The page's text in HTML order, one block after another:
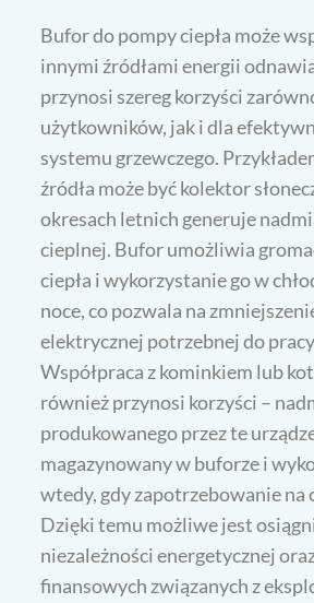
Bufor do pompy ciepła może
innymi źródłami energii
przynosi szereg korzyści
użytkowników, jak i dla
systemu grzewczego.
źródła może być kolektor
okresach letnich generuje
cieplnej. Bufor umożliwia
ciepła i wykorzystanie go w
noce, co pozwala na
elektrycznej potrzebnej do
Współpraca z kominkiem lub
również przynosi korzyści –
produkowanego przez te
magazynowany w buforze i
wtedy, gdy zapotrzebowanie na
Dzięki temu możliwe jest
niezależności energetycznej
finansowych związanych z